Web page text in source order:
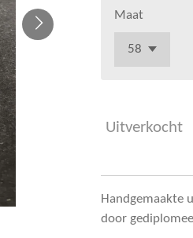
Maat
Uitverkocht
Handgemaakte
door